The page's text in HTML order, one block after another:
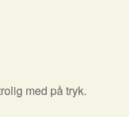
med på tryk.